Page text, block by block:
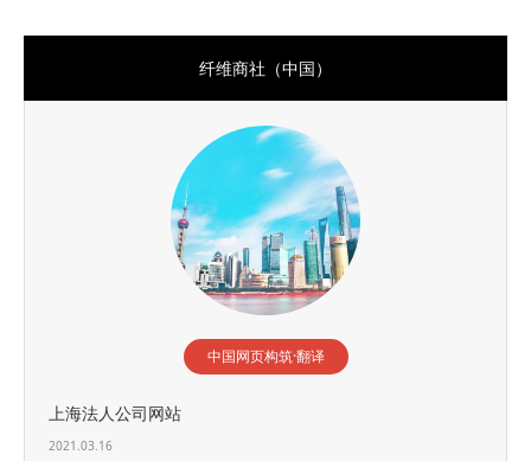
纤维商社（中国）
中国网页构筑·翻译
上海法人公司网站
2021.03.16